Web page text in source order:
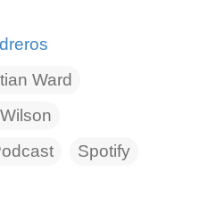
Ward
Spotify